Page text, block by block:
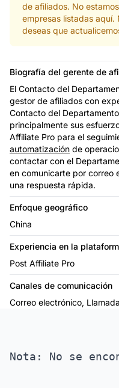
de afiliados. No
empresas listadas
deseas que
Biografía del gerente de
El Contacto del
gestor de afiliados con
Contacto del
principalmente sus
Affiliate Pro para el
automatización de
contactar con el
en comunicarte por correo
una respuesta rápida.
Enfoque geográfico
China
Experiencia en la
Post Affiliate Pro
Canales de comunicación
Correo electrónico,